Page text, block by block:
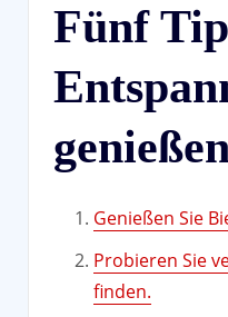
Fünf
Genießen Sie
Probieren Sie
finden.